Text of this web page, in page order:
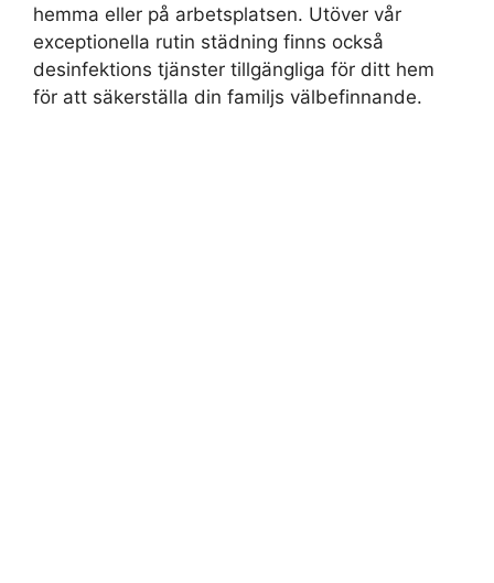
hemma eller på arbetsplatsen. Utöver vår
exceptionella rutin städning finns också
desinfektions tjänster tillgängliga för ditt hem
för att säkerställa din familjs välbefinnande.